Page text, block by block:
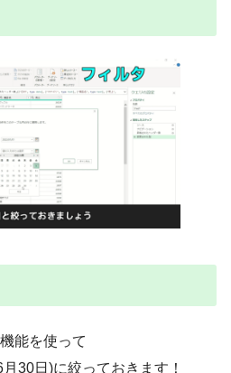
機能を使って
30日)に絞っておきます！